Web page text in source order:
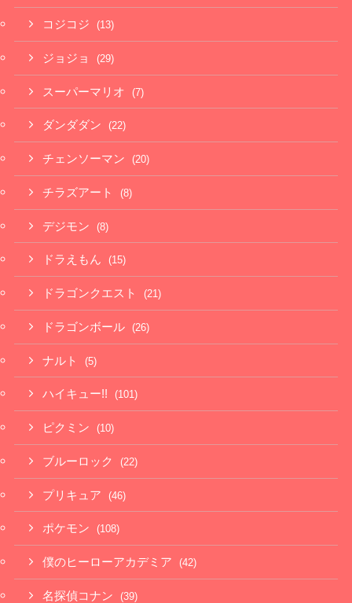
コジコジ (13)
ジョジョ (29)
スーパーマリオ (7)
ダンダダン (22)
チェンソーマン (20)
チラズアート (8)
デジモン (8)
ドラえもん (15)
ドラゴンクエスト (21)
ドラゴンボール (26)
ナルト (5)
ハイキュー!! (101)
ピクミン (10)
ブルーロック (22)
プリキュア (46)
ポケモン (108)
僕のヒーローアカデミア (42)
名探偵コナン (39)